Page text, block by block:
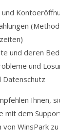
und deren
und
Datenschutz
Ihnen,
mit dem
von WinsPark